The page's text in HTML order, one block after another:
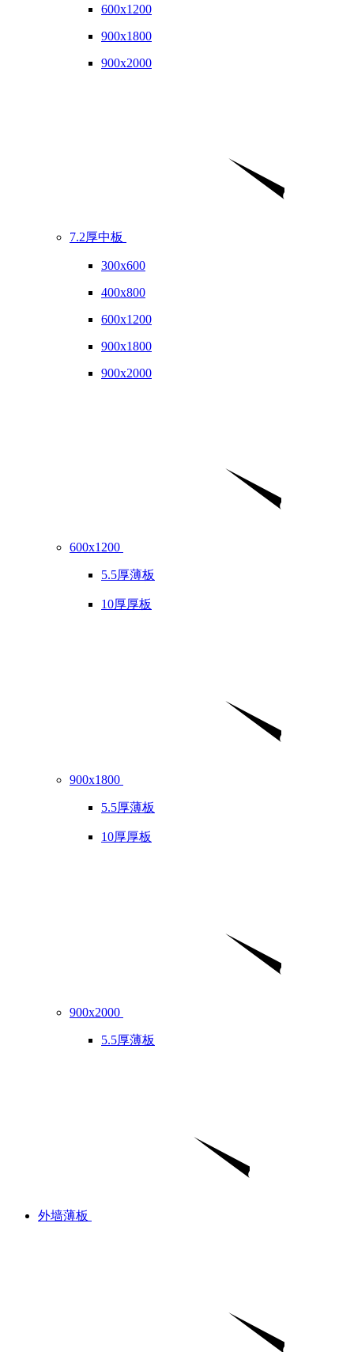
600x1200
900x1800
900x2000
7.2厚中板
300x600
400x800
600x1200
900x1800
900x2000
600x1200
5.5厚薄板
10厚厚板
900x1800
5.5厚薄板
10厚厚板
900x2000
5.5厚薄板
外墙薄板